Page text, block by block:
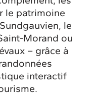
le patrimoine
le
Morand ou
– grâce à
interactif